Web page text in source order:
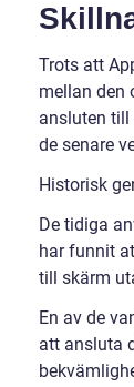
Trots att
mellan den
ansluten till
de senare
Historisk
De tidiga
har funnit
till skärm
En av de
att ansluta